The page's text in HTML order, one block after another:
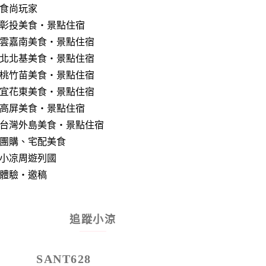
食尚玩家
彰投美食‧景點住宿
雲嘉南美食‧景點住宿
北北基美食‧景點住宿
桃竹苗美食‧景點住宿
宜花東美食‧景點住宿
高屏美食‧景點住宿
台灣外島美食‧景點住宿
團購、宅配美食
小凉周遊列國
體驗‧邀稿
追蹤小涼
SANT628